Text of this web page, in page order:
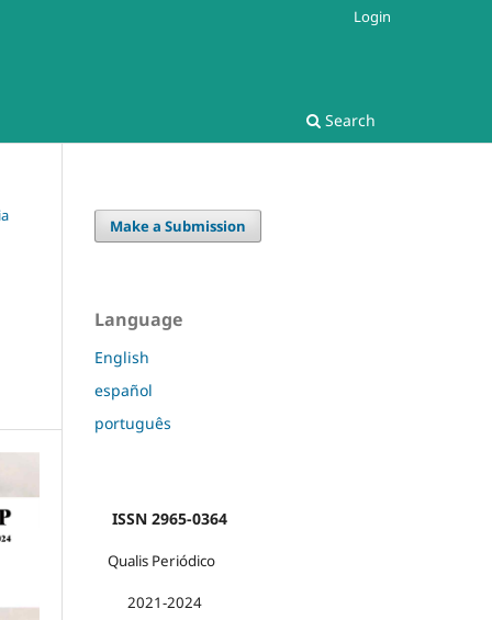
Search
Login
Make a Submission
Language
English
español
português
ISSN 2965-0364
Qualis Periódico
2021-2024